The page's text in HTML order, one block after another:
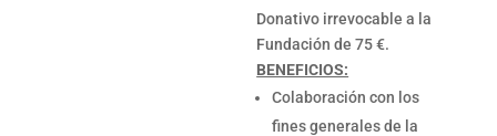
Donativo irrevocable a la
Fundación de 75 €.
BENEFICIOS:
Colaboración con los
fines generales de la